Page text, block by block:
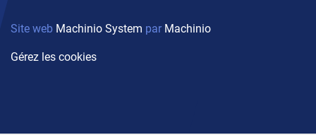
Site web Machinio System par Machinio
Gérez les cookies